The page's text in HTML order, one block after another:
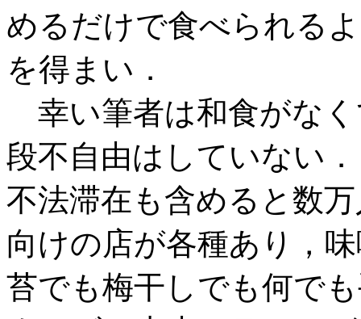
めるだけで食べられる
を得まい．
幸い筆者は和食がな
段不自由はしていない
不法滞在も含めると数
向けの店が各種あり，
苔でも梅干しでも何で